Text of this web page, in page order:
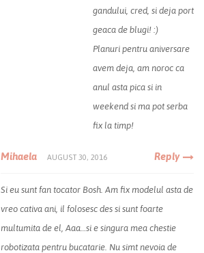
gandului, cred, si deja port
geaca de blugi! :)
Planuri pentru aniversare
avem deja, am noroc ca
anul asta pica si in
weekend si ma pot serba
fix la timp!
Mihaela AUGUST 30, 2016 Reply
Si eu sunt fan tocator Bosh. Am fix modelul asta de
vreo cativa ani, il folosesc des si sunt foarte
multumita de el, Aaa…si e singura mea chestie
robotizata pentru bucatarie. Nu simt nevoia de